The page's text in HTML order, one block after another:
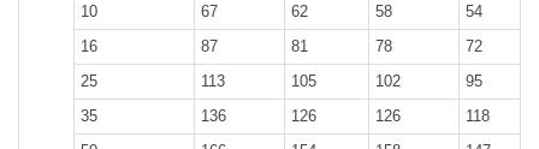
10
67 62 58
54
16
87 81 78
72
25
113 105 102
95
35
136 126 126
118